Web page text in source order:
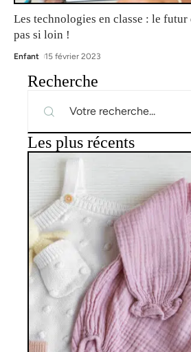
Les technologies en classe : le futur
pas si loin !
Enfant 15 février 2023
Recherche
Les plus récents